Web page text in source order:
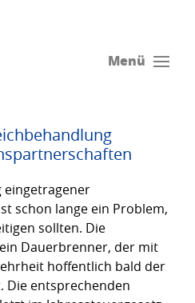
Menü
eingetragener
schon lange ein Problem,
sollten. Die
Dauerbrenner, der mit
hoffentlich bald der
Die entsprechenden